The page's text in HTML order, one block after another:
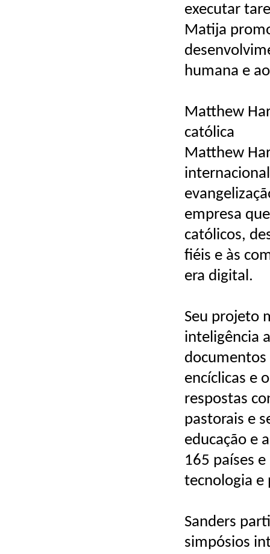
executar
Matija
humana e
Matthew
católica
Matthew
empresa
católicos,
fiéis e às
era digital.
Seu projeto
inteligência
documentos
encíclicas e
respostas
pastorais e
educação e
165 países
tecnologia e
Sanders
simpósios